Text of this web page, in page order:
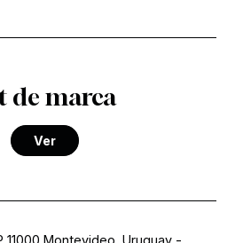
de marca
Ver
11000 Montevideo, Uruguay-